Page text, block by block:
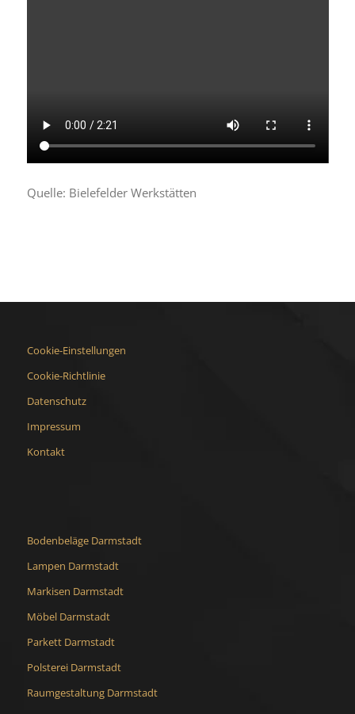
Quelle: Bielefelder Werkstätten
Cookie-Einstellungen
Cookie-Richtlinie
Datenschutz
Impressum
Kontakt
Bodenbeläge Darmstadt
Lampen Darmstadt
Markisen Darmstadt
Möbel Darmstadt
Parkett Darmstadt
Polsterei Darmstadt
Raumgestaltung Darmstadt